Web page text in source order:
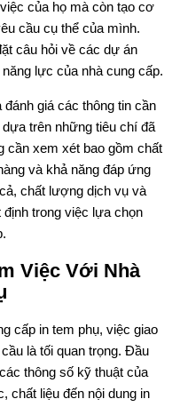
của họ mà còn tạo cơ
cầu cụ thể của mình.
câu hỏi về các dự án
lực của nhà cung cấp.
giá các thông tin cần
trên những tiêu chí đã
cần xem xét bao gồm chất
và khả năng đáp ứng
chất lượng dịch vụ và
trong việc lựa chọn
Việc Với Nhà
cấp in tem phụ, việc giao
là tối quan trọng. Đầu
thông số kỹ thuật của
chất liệu đến nội dung in